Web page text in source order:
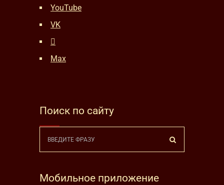
YouTube
VK
Max
Поиск по сайту
Мобильное приложение